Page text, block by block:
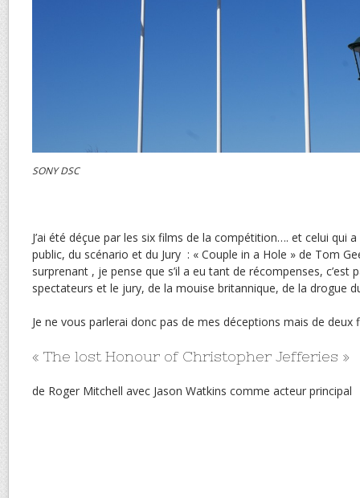
SONY DSC
J’ai été déçue par les six films de la compétition…. et celui qui
public, du scénario et du Jury : « Couple in a Hole » de Tom
surprenant , je pense que s’il a eu tant de récompenses, c’est
spectateurs et le jury, de la mouise britannique, de la drogue
Je ne vous parlerai donc pas de mes déceptions mais de deux
« The lost Honour of Christopher Jefferies »
de Roger Mitchell avec Jason Watkins comme acteur principal